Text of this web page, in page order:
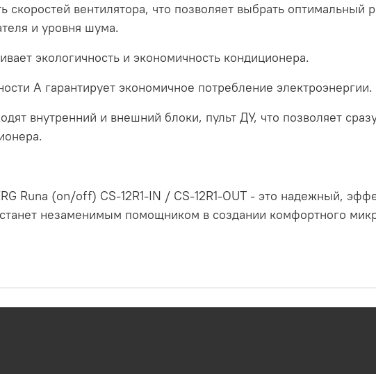
скоростей вентилятора, что позволяет выбрать оптимальный
и уровня шума.
экологичность и экономичность кондиционера.
А гарантирует экономичное потребление электроэнергии.
внутренний и внешний блоки, пульт ДУ, что позволяет
Runa (on/off) CS-12R1-IN / CS-12R1-OUT - это надежный,
незаменимым помощником в создании комфортного